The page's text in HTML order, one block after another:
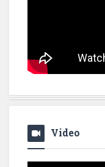
Video